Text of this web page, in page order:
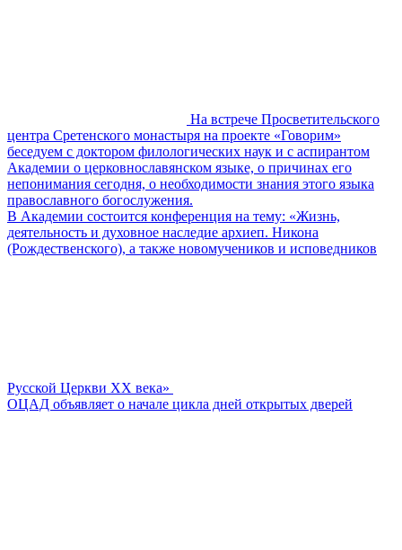
На встрече Просветительского
центра Сретенского монастыря на проекте «Говорим»
беседуем с доктором филологических наук и с аспирантом
Академии о церковнославянском языке, о причинах его
непонимания сегодня, о необходимости знания этого языка
православного богослужения.
В Академии состоится конференция на тему: «Жизнь,
деятельность и духовное наследие архиеп. Никона
(Рождественского), а также новомучеников и исповедников
Русской Церкви ХХ века»
ОЦАД объявляет о начале цикла дней открытых дверей